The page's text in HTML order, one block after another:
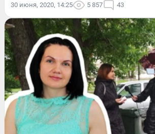
30 июня, 2020, 14:25 5 857 43